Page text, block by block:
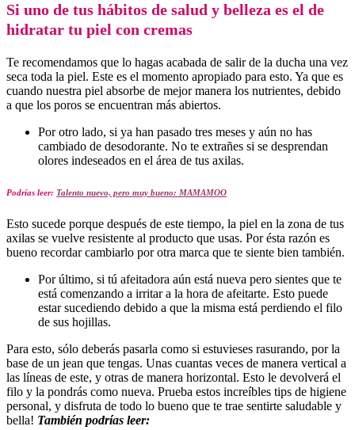
Si uno de tus hábitos de salud y belleza es el de
hidratar tu piel con cremas
Te recomendamos que lo hagas acabada de salir de la ducha una vez
seca toda la piel. Este es el momento apropiado para esto. Ya que es
cuando nuestra piel absorbe de mejor manera los nutrientes, debido
a que los poros se encuentran más abiertos.
Por otro lado, si ya han pasado tres meses y aún no has
cambiado de desodorante. No te extrañes si se desprendan
olores indeseados en el área de tus axilas.
Podrías leer: Talento nuevo, pero muy bueno: MAMAMOO
Esto sucede porque después de este tiempo, la piel en la zona de tus
axilas se vuelve resistente al producto que usas. Por ésta razón es
bueno recordar cambiarlo por otra marca que te siente bien también.
Por último, si tú afeitadora aún está nueva pero sientes que te
está comenzando a irritar a la hora de afeitarte. Esto puede
estar sucediendo debido a que la misma está perdiendo el filo
de sus hojillas.
Para esto, sólo deberás pasarla como si estuvieses rasurando, por la
base de un jean que tengas. Unas cuantas veces de manera vertical a
las líneas de este, y otras de manera horizontal. Esto le devolverá el
filo y la pondrás como nueva. Prueba estos increíbles tips de higiene
personal, y disfruta de todo lo bueno que te trae sentirte saludable y
bella! También podrías leer: